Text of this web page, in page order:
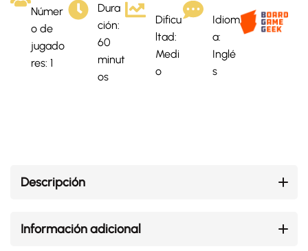
Númer
o de
jugado
res: 1
Dura
ción:
60
minut
os
Dificu
ltad:
Medi
o
Idiom
a:
Inglé
s
Descripción
Información adicional